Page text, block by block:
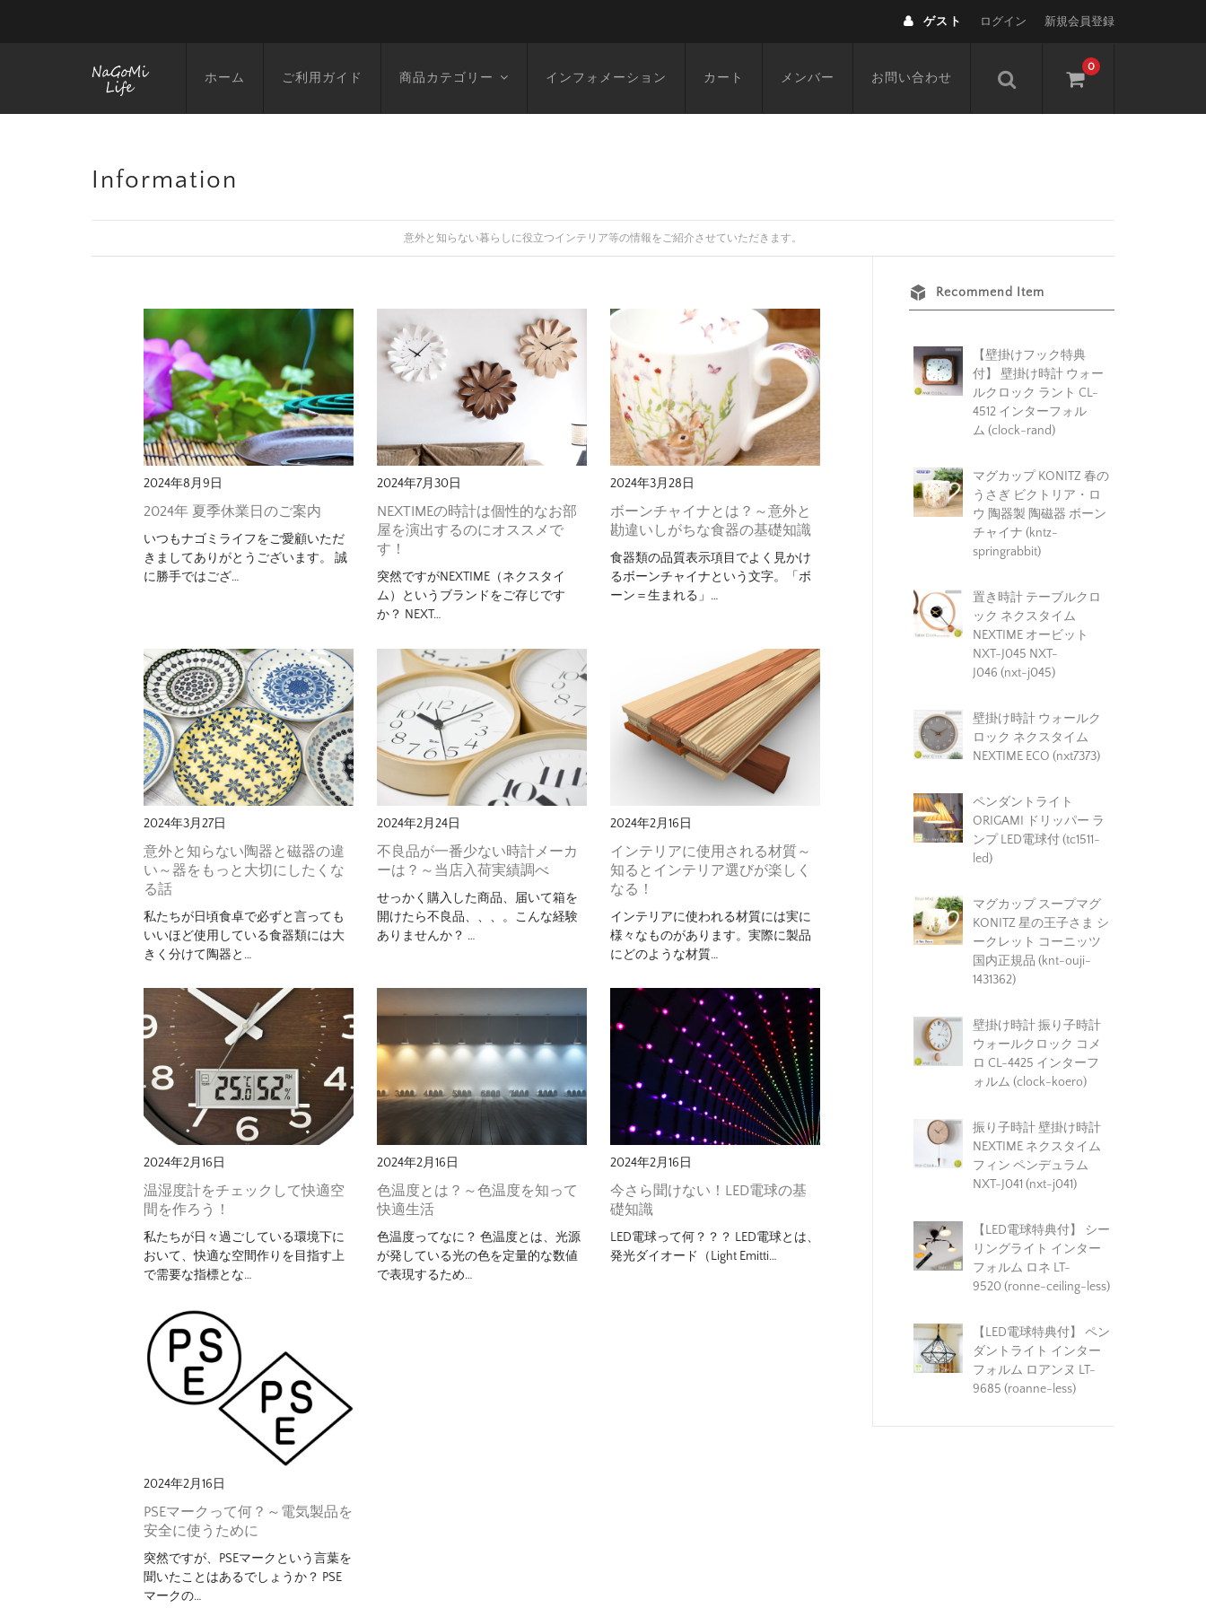
ゲスト ログイン 新規会員登録
0
ホーム ご利用ガイド 商品カテゴリー インフォメーション カート メンバー お問い合わせ
Information
意外と知らない暮らしに役立つインテリア等の情報をご紹介させていただきます。
2024年8月9日
2024年 夏季休業日のご案内
いつもナゴミライフをご愛顧いただ
きましてありがとうございます。 誠
に勝手ではござ…
2024年7月30日
NEXTIMEの時計は個性的なお部
屋を演出するのにオススメで
す！
突然ですがNEXTIME（ネクスタイ
ム）というブランドをご存じです
か？ NEXT…
2024年3月28日
ボーンチャイナとは？～意外と
勘違いしがちな食器の基礎知識
食器類の品質表示項目でよく見かけ
るボーンチャイナという文字。「ボ
ーン＝生まれる」…
2024年3月27日
意外と知らない陶器と磁器の違
い～器をもっと大切にしたくな
る話
私たちが日頃食卓で必ずと言っても
いいほど使用している食器類には大
きく分けて陶器と…
2024年2月24日
不良品が一番少ない時計メーカ
ーは？～当店入荷実績調べ
せっかく購入した商品、届いて箱を
開けたら不良品、、、。こんな経験
ありませんか？ …
2024年2月16日
インテリアに使用される材質～
知るとインテリア選びが楽しく
なる！
インテリアに使われる材質には実に
様々なものがあります。実際に製品
にどのような材質…
2024年2月16日
温湿度計をチェックして快適空
間を作ろう！
私たちが日々過ごしている環境下に
おいて、快適な空間作りを目指す上
で需要な指標とな…
2024年2月16日
色温度とは？～色温度を知って
快適生活
色温度ってなに？ 色温度とは、光源
が発している光の色を定量的な数値
で表現するため…
2024年2月16日
今さら聞けない！LED電球の基
礎知識
LED電球って何？？？ LED電球とは、
発光ダイオード（Light Emitti…
2024年2月16日
PSEマークって何？～電気製品を
安全に使うために
突然ですが、PSEマークという言葉を
聞いたことはあるでしょうか？ PSE
マークの…
Recommend Item
【壁掛けフック特典
付】 壁掛け時計 ウォー
ルクロック ラント CL-
4512 インターフォル
ム (clock-rand)
マグカップ KONITZ 春の
うさぎ ビクトリア・ロ
ウ 陶器製 陶磁器 ボーン
チャイナ (kntz-
springrabbit)
置き時計 テーブルクロ
ック ネクスタイム
NEXTIME オービット
NXT-J045 NXT-
J046 (nxt-j045)
壁掛け時計 ウォールク
ロック ネクスタイム
NEXTIME ECO (nxt7373)
ペンダントライト
ORIGAMI ドリッパー ラ
ンプ LED電球付 (tc1511-
led)
マグカップ スープマグ
KONITZ 星の王子さま シ
ークレット コーニッツ
国内正規品 (knt-ouji-
1431362)
壁掛け時計 振り子時計
ウォールクロック コメ
ロ CL-4425 インターフ
ォルム (clock-koero)
振り子時計 壁掛け時計
NEXTIME ネクスタイム
フィン ペンデュラム
NXT-J041 (nxt-j041)
【LED電球特典付】 シー
リングライト インター
フォルム ロネ LT-
9520 (ronne-ceiling-less)
【LED電球特典付】 ペン
ダントライト インター
フォルム ロアンヌ LT-
9685 (roanne-less)